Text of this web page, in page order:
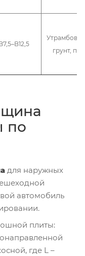
грунт,
по
для наружных
автомобиль
плиты:
где L –